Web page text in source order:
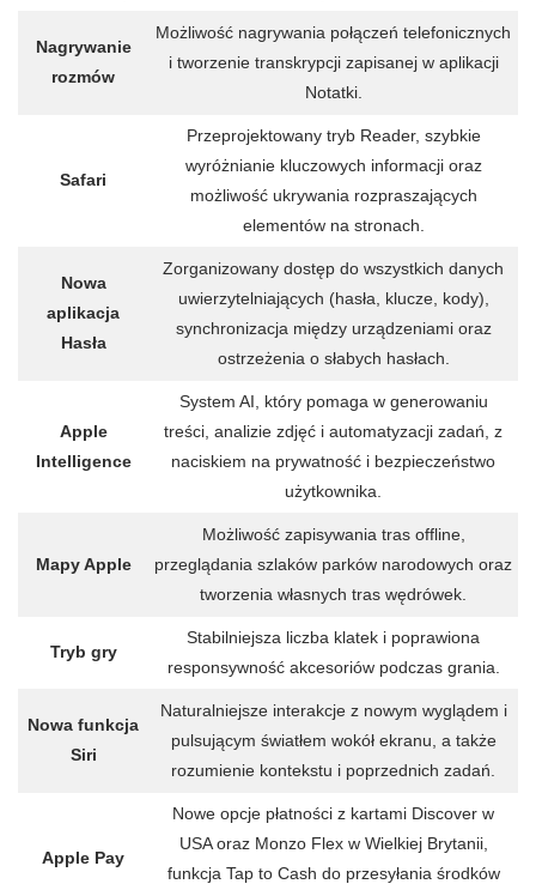
Nagrywanie
rozmów
Możliwość nagrywania połączeń telefonicznych
i tworzenie transkrypcji zapisanej w aplikacji
Notatki.
Safari
Przeprojektowany tryb Reader, szybkie
wyróżnianie kluczowych informacji oraz
możliwość ukrywania rozpraszających
elementów na stronach.
Nowa
aplikacja
Hasła
Zorganizowany dostęp do wszystkich danych
uwierzytelniających (hasła, klucze, kody),
synchronizacja między urządzeniami oraz
ostrzeżenia o słabych hasłach.
Apple
Intelligence
System AI, który pomaga w generowaniu
treści, analizie zdjęć i automatyzacji zadań, z
naciskiem na prywatność i bezpieczeństwo
użytkownika.
Mapy Apple
Możliwość zapisywania tras offline,
przeglądania szlaków parków narodowych oraz
tworzenia własnych tras wędrówek.
Tryb gry
Stabilniejsza liczba klatek i poprawiona
responsywność akcesoriów podczas grania.
Nowa funkcja
Siri
Naturalniejsze interakcje z nowym wyglądem i
pulsującym światłem wokół ekranu, a także
rozumienie kontekstu i poprzednich zadań.
Apple Pay
Nowe opcje płatności z kartami Discover w
USA oraz Monzo Flex w Wielkiej Brytanii,
funkcja Tap to Cash do przesyłania środków